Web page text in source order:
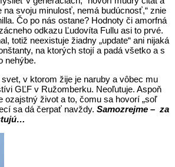
na svoju minulosť, nemá budúcnosť,“ znie
Čo po nás ostane? Hodnoty či amorfná
odkazu Ľudovíta Fullu asi to prvé.
totiž neexistuje žiadny „update“ ani nijaká
na ktorých stojí a padá všetko a s
nehýbe.
v ktorom žije je naruby a vôbec mu
GĽF v Ružomberku. Neoľutuje. Aspoň
ozajstný život a to, čomu sa hovorí „soľ
sa dá čerpať navždy. Samozrejme – za